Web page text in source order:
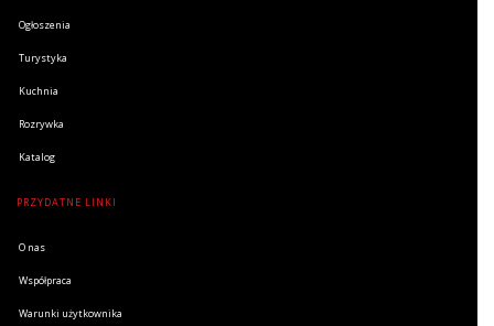
Ogłoszenia
Turystyka
Kuchnia
Rozrywka
Katalog
PRZYDATNE LINKI
O nas
Współpraca
Warunki użytkownika